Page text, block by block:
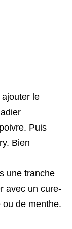
le
Puis
Bien
une tranche
avec un cure-
de menthe.